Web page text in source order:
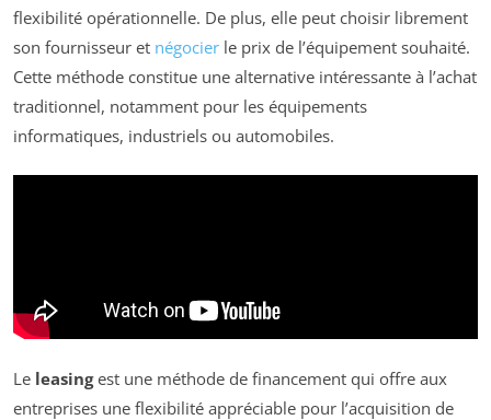
flexibilité opérationnelle. De plus, elle peut choisir librement
son fournisseur et négocier le prix de l’équipement souhaité.
Cette méthode constitue une alternative intéressante à l’achat
traditionnel, notamment pour les équipements
informatiques, industriels ou automobiles.
Le leasingest une méthode de financement qui offre aux
entreprises une flexibilité appréciable pour l’acquisition de